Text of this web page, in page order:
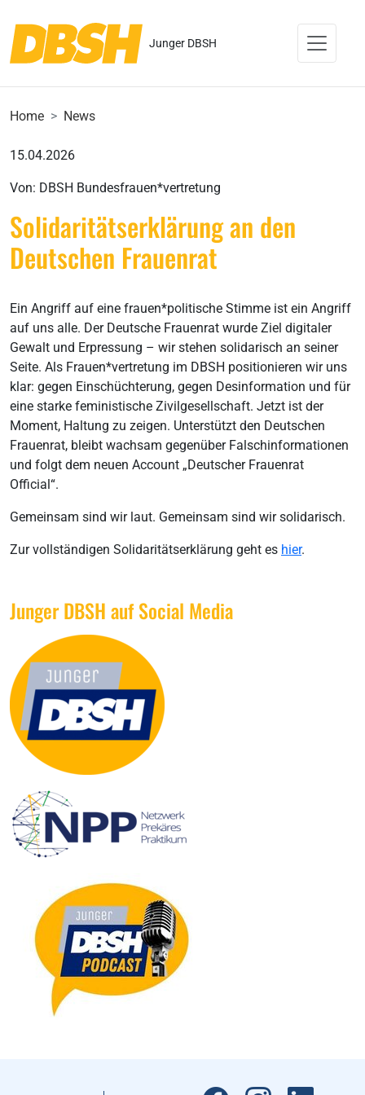
Junger DBSH
Home News
15.04.2026
Von: DBSH Bundesfrauen*vertretung
Solidaritätserklärung an den
Deutschen Frauenrat
Ein Angriff auf eine frauen*politische Stimme ist ein Angriff
auf uns alle. Der Deutsche Frauenrat wurde Ziel digitaler
Gewalt und Erpressung – wir stehen solidarisch an seiner
Seite. Als Frauen*vertretung im DBSH positionieren wir uns
klar: gegen Einschüchterung, gegen Desinformation und für
eine starke feministische Zivilgesellschaft. Jetzt ist der
Moment, Haltung zu zeigen. Unterstützt den Deutschen
Frauenrat, bleibt wachsam gegenüber Falschinformationen
und folgt dem neuen Account „Deutscher Frauenrat
Official“.
Gemeinsam sind wir laut. Gemeinsam sind wir solidarisch.
Zur vollständigen Solidaritätserklärung geht es hier.
Junger DBSH auf Social Media